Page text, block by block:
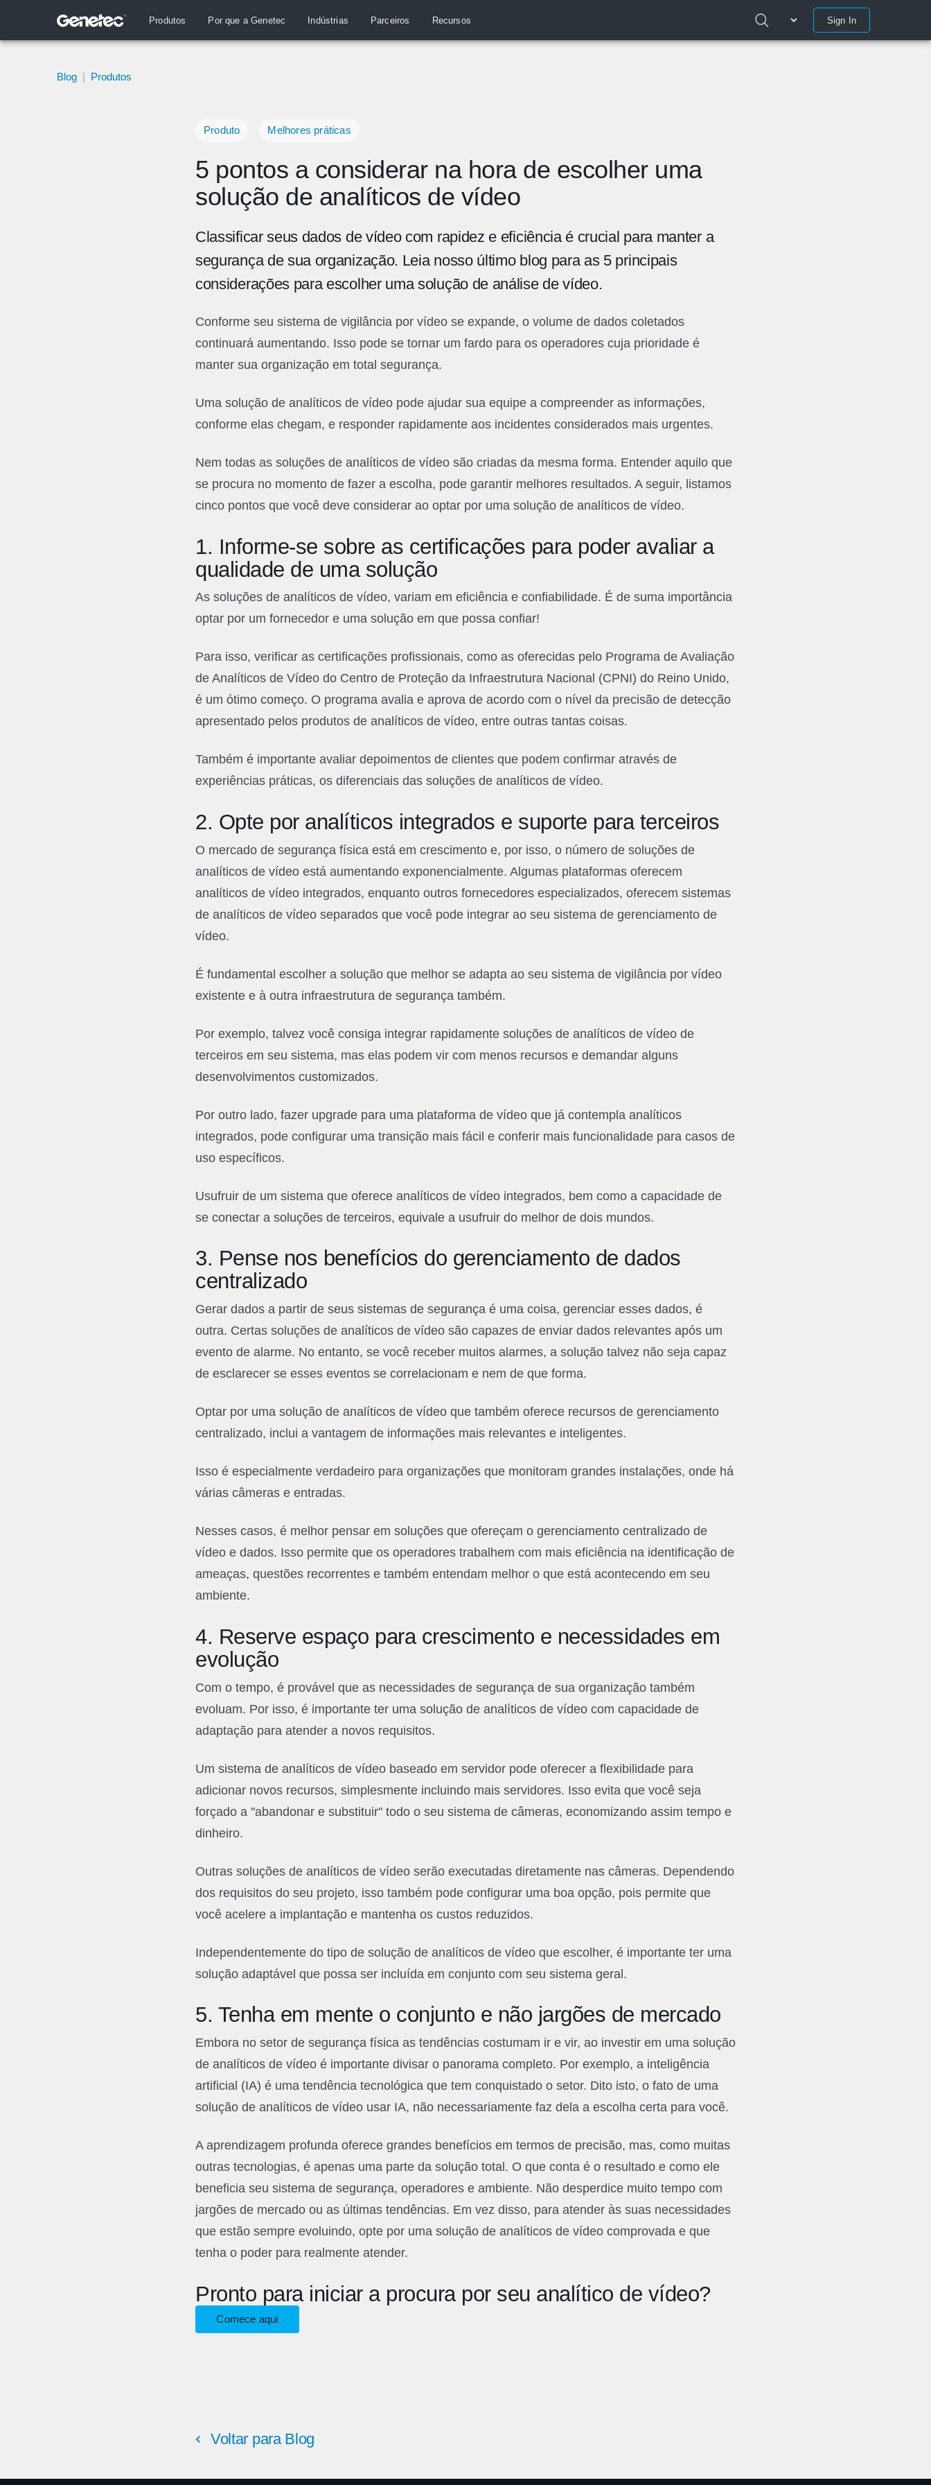
Produtos Por que a Genetec Indústrias Parceiros Recursos Sign In
Blog | Produtos
Produto Melhores práticas
5 pontos a considerar na hora de escolher uma
solução de analíticos de vídeo
Classificar seus dados de vídeo com rapidez e eficiência é crucial para manter a
segurança de sua organização. Leia nosso último blog para as 5 principais
considerações para escolher uma solução de análise de vídeo.
Conforme seu sistema de vigilância por vídeo se expande, o volume de dados coletados
continuará aumentando. Isso pode se tornar um fardo para os operadores cuja prioridade é
manter sua organização em total segurança.
Uma solução de analíticos de vídeo pode ajudar sua equipe a compreender as informações,
conforme elas chegam, e responder rapidamente aos incidentes considerados mais urgentes.
Nem todas as soluções de analíticos de vídeo são criadas da mesma forma. Entender aquilo que
se procura no momento de fazer a escolha, pode garantir melhores resultados. A seguir, listamos
cinco pontos que você deve considerar ao optar por uma solução de analíticos de vídeo.
1. Informe-se sobre as certificações para poder avaliar a
qualidade de uma solução
As soluções de analíticos de vídeo, variam em eficiência e confiabilidade. É de suma importância
optar por um fornecedor e uma solução em que possa confiar!
Para isso, verificar as certificações profissionais, como as oferecidas pelo Programa de Avaliação
de Analíticos de Vídeo do Centro de Proteção da Infraestrutura Nacional (CPNI) do Reino Unido,
é um ótimo começo. O programa avalia e aprova de acordo com o nível da precisão de detecção
apresentado pelos produtos de analíticos de vídeo, entre outras tantas coisas.
Também é importante avaliar depoimentos de clientes que podem confirmar através de
experiências práticas, os diferenciais das soluções de analíticos de vídeo.
2. Opte por analíticos integrados e suporte para terceiros
O mercado de segurança física está em crescimento e, por isso, o número de soluções de
analíticos de vídeo está aumentando exponencialmente. Algumas plataformas oferecem
analíticos de vídeo integrados, enquanto outros fornecedores especializados, oferecem sistemas
de analíticos de vídeo separados que você pode integrar ao seu sistema de gerenciamento de
vídeo.
É fundamental escolher a solução que melhor se adapta ao seu sistema de vigilância por vídeo
existente e à outra infraestrutura de segurança também.
Por exemplo, talvez você consiga integrar rapidamente soluções de analíticos de vídeo de
terceiros em seu sistema, mas elas podem vir com menos recursos e demandar alguns
desenvolvimentos customizados.
Por outro lado, fazer upgrade para uma plataforma de vídeo que já contempla analíticos
integrados, pode configurar uma transição mais fácil e conferir mais funcionalidade para casos de
uso específicos.
Usufruir de um sistema que oferece analíticos de vídeo integrados, bem como a capacidade de
se conectar a soluções de terceiros, equivale a usufruir do melhor de dois mundos.
3. Pense nos benefícios do gerenciamento de dados
centralizado
Gerar dados a partir de seus sistemas de segurança é uma coisa, gerenciar esses dados, é
outra. Certas soluções de analíticos de vídeo são capazes de enviar dados relevantes após um
evento de alarme. No entanto, se você receber muitos alarmes, a solução talvez não seja capaz
de esclarecer se esses eventos se correlacionam e nem de que forma.
Optar por uma solução de analíticos de vídeo que também oferece recursos de gerenciamento
centralizado, inclui a vantagem de informações mais relevantes e inteligentes.
Isso é especialmente verdadeiro para organizações que monitoram grandes instalações, onde há
várias câmeras e entradas.
Nesses casos, é melhor pensar em soluções que ofereçam o gerenciamento centralizado de
vídeo e dados. Isso permite que os operadores trabalhem com mais eficiência na identificação de
ameaças, questões recorrentes e também entendam melhor o que está acontecendo em seu
ambiente.
4. Reserve espaço para crescimento e necessidades em
evolução
Com o tempo, é provável que as necessidades de segurança de sua organização também
evoluam. Por isso, é importante ter uma solução de analíticos de vídeo com capacidade de
adaptação para atender a novos requisitos.
Um sistema de analíticos de vídeo baseado em servidor pode oferecer a flexibilidade para
adicionar novos recursos, simplesmente incluindo mais servidores. Isso evita que você seja
forçado a "abandonar e substituir" todo o seu sistema de câmeras, economizando assim tempo e
dinheiro.
Outras soluções de analíticos de vídeo serão executadas diretamente nas câmeras. Dependendo
dos requisitos do seu projeto, isso também pode configurar uma boa opção, pois permite que
você acelere a implantação e mantenha os custos reduzidos.
Independentemente do tipo de solução de analíticos de vídeo que escolher, é importante ter uma
solução adaptável que possa ser incluída em conjunto com seu sistema geral.
5. Tenha em mente o conjunto e não jargões de mercado
Embora no setor de segurança física as tendências costumam ir e vir, ao investir em uma solução
de analíticos de vídeo é importante divisar o panorama completo. Por exemplo, a inteligência
artificial (IA) é uma tendência tecnológica que tem conquistado o setor. Dito isto, o fato de uma
solução de analíticos de vídeo usar IA, não necessariamente faz dela a escolha certa para você.
A aprendizagem profunda oferece grandes benefícios em termos de precisão, mas, como muitas
outras tecnologias, é apenas uma parte da solução total. O que conta é o resultado e como ele
beneficia seu sistema de segurança, operadores e ambiente. Não desperdice muito tempo com
jargões de mercado ou as últimas tendências. Em vez disso, para atender às suas necessidades
que estão sempre evoluindo, opte por uma solução de analíticos de vídeo comprovada e que
tenha o poder para realmente atender.
Pronto para iniciar a procura por seu analítico de vídeo?
Comece aqui
Voltar para Blog